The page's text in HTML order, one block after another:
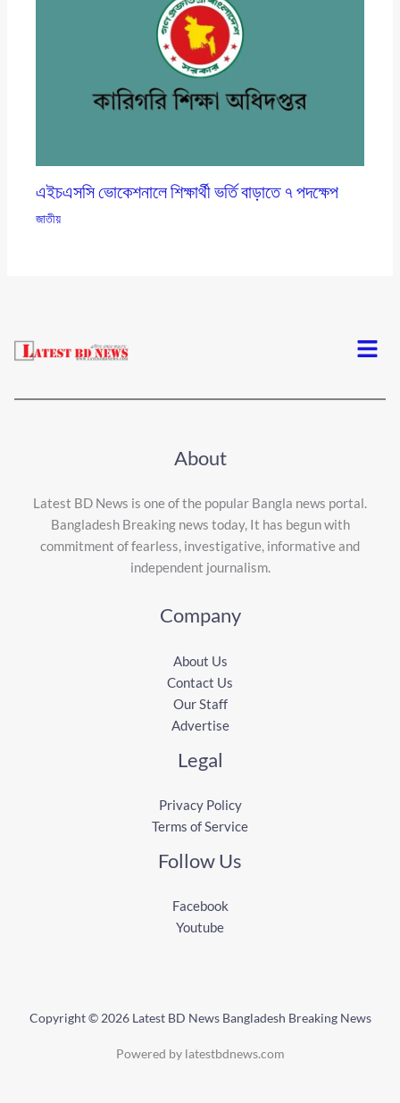
এইচএসসি ভোকেশনালে শিক্ষার্থী ভর্তি বাড়াতে ৭ পদক্ষেপ
জাতীয়
Menu
About
Latest BD News is one of the popular Bangla news portal.
Bangladesh Breaking news today, It has begun with
commitment of fearless, investigative, informative and
independent journalism.
Company
About Us
Contact Us
Our Staff
Advertise
Legal
Privacy Policy
Terms of Service
Follow Us
Facebook
Youtube
Copyright © 2026 Latest BD News Bangladesh Breaking News
Powered by latestbdnews.com